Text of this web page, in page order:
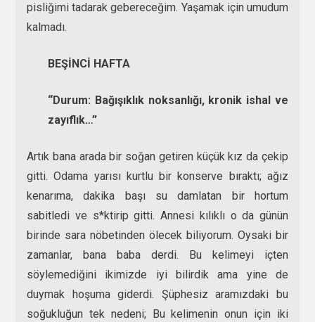
pisliğimi tadarak gebereceğim. Yaşamak için umudum
kalmadı.
BEŞİNCİ HAFTA
“Durum: Bağışıklık noksanlığı, kronik ishal ve
zayıflık…”
Artık bana arada bir soğan getiren küçük kız da çekip
gitti. Odama yarısı kurtlu bir konserve bıraktı; ağız
kenarıma, dakika başı su damlatan bir hortum
sabitledi ve s*ktirip gitti. Annesi kılıklı o da günün
birinde sara nöbetinden ölecek biliyorum. Oysaki bir
zamanlar, bana baba derdi. Bu kelimeyi içten
söylemediğini ikimizde iyi bilirdik ama yine de
duymak hoşuma giderdi. Şüphesiz aramızdaki bu
soğukluğun tek nedeni; Bu kelimenin onun için iki